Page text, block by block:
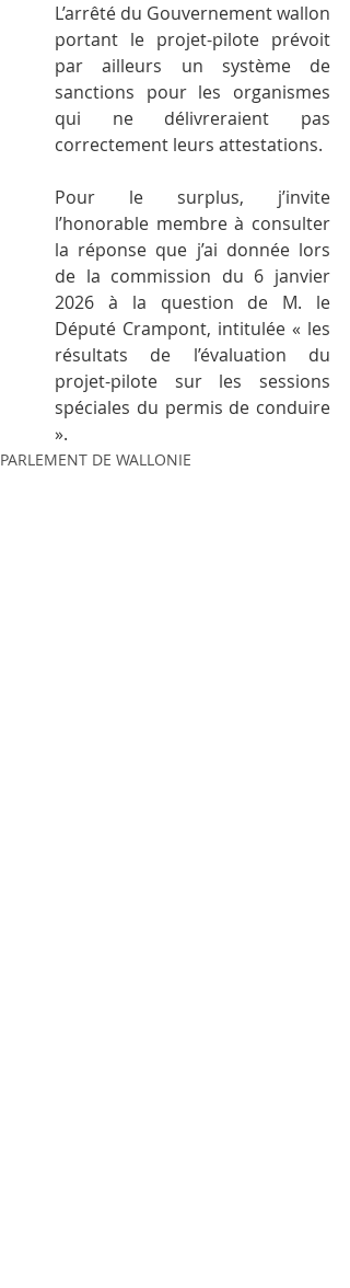
L’arrêté du Gouvernement wallon
portant le projet-pilote prévoit
par ailleurs un système de
sanctions pour les organismes
qui ne délivreraient pas
correctement leurs attestations.
Pour le surplus, j’invite
l’honorable membre à consulter
la réponse que j’ai donnée lors
de la commission du 6 janvier
2026 à la question de M. le
Député Crampont, intitulée « les
résultats de l’évaluation du
projet-pilote sur les sessions
spéciales du permis de conduire
».
PARLEMENT DE WALLONIE